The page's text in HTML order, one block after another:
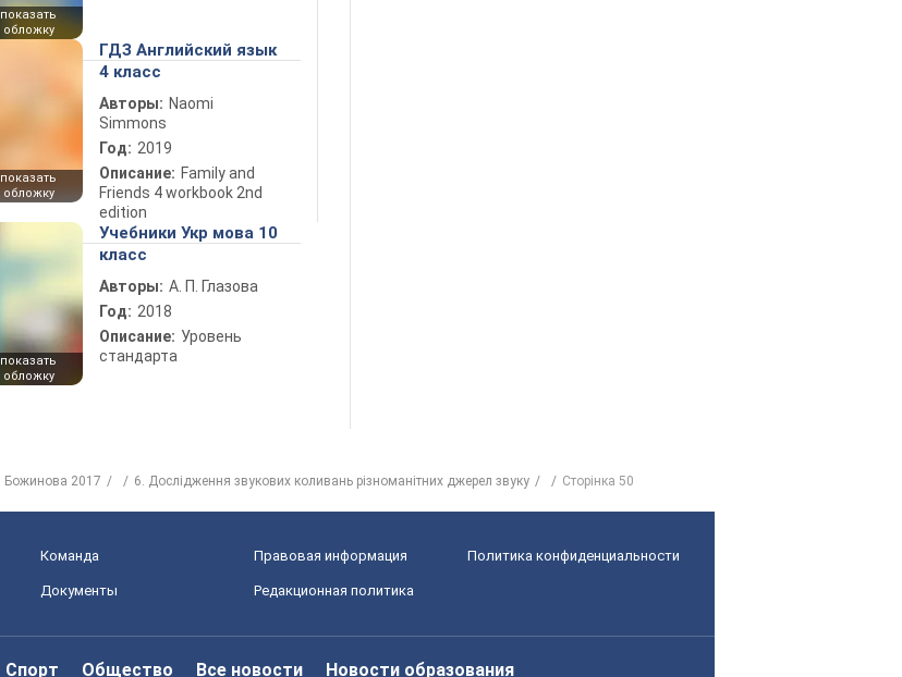
показать
обложку
показать
обложку
ГДЗ Английский язык
4 класс
Авторы: Naomi
Simmons
Год: 2019
Описание: Family and
Friends 4 workbook 2nd
edition
показать
обложку
Учебники Укр мова 10
класс
Авторы: А. П. Глазова
Год: 2018
Описание: Уровень
стандарта
Божинова 2017 6. Дослідження звукових коливань різноманітних джерел звуку Сторінка 50
Команда Правовая информация Политика конфиденциальности
Документы Редакционная политика
Спорт Общество Все новости Новости образования